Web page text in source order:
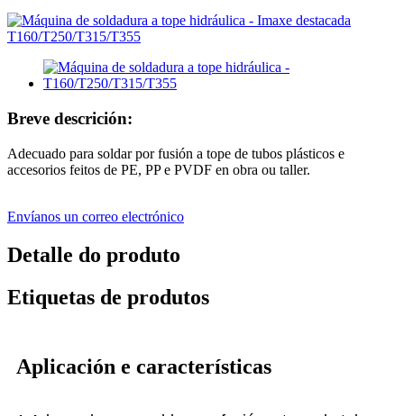
Breve descrición:
Adecuado para soldar por fusión a tope de tubos plásticos e
accesorios feitos de PE, PP e PVDF en obra ou taller.
Envíanos un correo electrónico
Detalle do produto
Etiquetas de produtos
Aplicación e características